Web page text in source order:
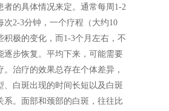
者的具体情况来定。通常每周1-2
次2-3分钟，一个疗程（大约10
积极的变化，而1-3个月左右，不
逐步恢复。平均下来，可能需要
。治疗的效果总存在个体差异，
、白斑出现的时间长短以及白斑
系。面部和颈部的白斑，往往比